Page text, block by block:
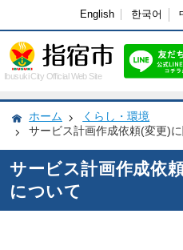
English 한국어
Ibusuki City Official Web Site
ホーム
くらし・環境
サービス計画作成依頼(変更)
サービス計画作成依
について